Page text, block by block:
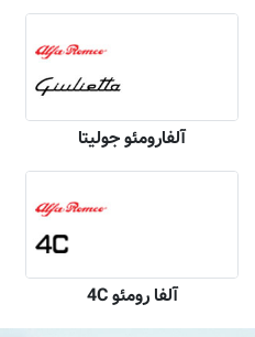
آلفارومئو جولیتا
آلفا رومئو 4C